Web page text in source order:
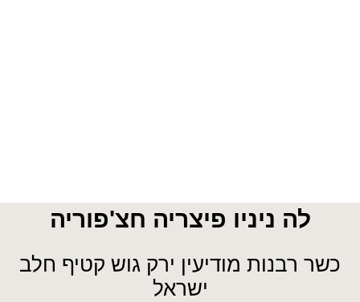
לה ניניו פיצריה חצ'פוריה
כשר רבנות מודיעין ירק גוש קטיף חלב
ישראל